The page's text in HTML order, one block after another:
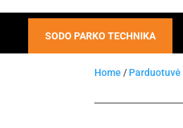
SODO PARKO TECHNIKA
Home / Parduotuvė